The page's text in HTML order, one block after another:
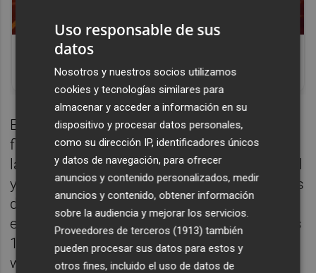
Corepunk MMORPG
Un verdadero MMORPG de la vieja escuela
¡Cómo los de antes, pero mejor!
Esto supone que durante el periodo de
fidelidad se han cubierto el 50 por ciento de
las 25.000 plazas de venta al público general
y que el otro 50 por ciento se cubrirá a través
del sorteo. El plazo para apuntarse al ballot
está abierto de las 11 horas de hoy hasta las
11 horas del próximo 14 de noviembre en la
web de la carrera
Uso responsable de sus
datos
Nosotros y nuestros socios utilizamos
cookies y tecnologías similares para
almacenar y acceder a información en su
dispositivo y procesar datos personales,
como su dirección IP, identificadores únicos
y datos de navegación, para ofrecer
anuncios y contenido personalizados, medir
anuncios y contenido, obtener información
sobre la audiencia y mejorar los servicios.
Proveedores de terceros (1913) también
pueden procesar sus datos para estos y
otros fines, incluido el uso de datos de